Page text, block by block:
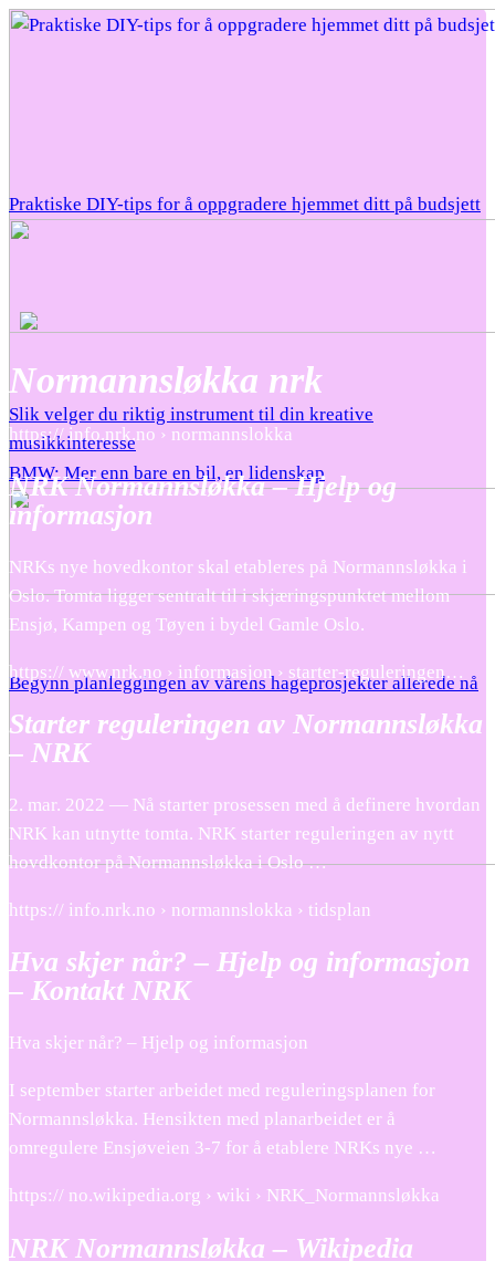
Praktiske DIY-tips for å oppgradere hjemmet ditt på budsjett
Slik velger du riktig instrument til din kreative
musikkinteresse
BMW: Mer enn bare en bil, en lidenskap
Begynn planleggingen av vårens hageprosjekter allerede nå
Normannsløkka nrk
https:// info.nrk.no › normannslokka
NRK Normannsløkka – Hjelp og
informasjon
NRKs nye hovedkontor skal etableres på Normannsløkka i
Oslo. Tomta ligger sentralt til i skjæringspunktet mellom
Ensjø, Kampen og Tøyen i bydel Gamle Oslo.
https:// www.nrk.no › informasjon › starter-reguleringen…
Starter reguleringen av Normannsløkka
– NRK
2. mar. 2022 — Nå starter prosessen med å definere hvordan
NRK kan utnytte tomta. NRK starter reguleringen av nytt
hovdkontor på Normannsløkka i Oslo …
https:// info.nrk.no › normannslokka › tidsplan
Hva skjer når? – Hjelp og informasjon
– Kontakt NRK
Hva skjer når? – Hjelp og informasjon
I september starter arbeidet med reguleringsplanen for
Normannsløkka. Hensikten med planarbeidet er å
omregulere Ensjøveien 3-7 for å etablere NRKs nye …
https:// no.wikipedia.org › wiki › NRK_Normannsløkka
NRK Normannsløkka – Wikipedia